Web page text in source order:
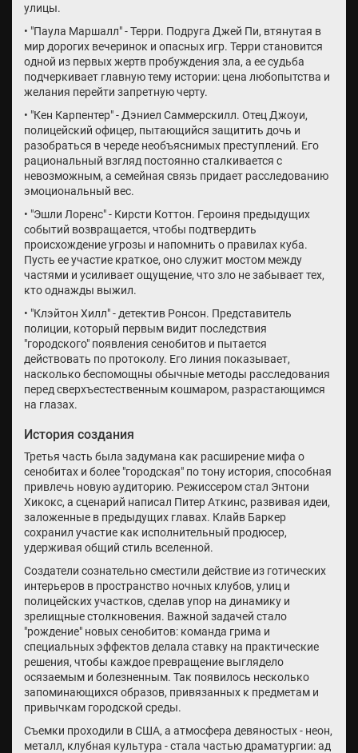
улицы.
• "Паула Маршалл" - Терри. Подруга Джей Пи, втянутая в
мир дорогих вечеринок и опасных игр. Терри становится
одной из первых жертв пробуждения зла, а ее судьба
подчеркивает главную тему истории: цена любопытства и
желания перейти запретную черту.
• "Кен Карпентер" - Дэниел Саммерскилл. Отец Джоуи,
полицейский офицер, пытающийся защитить дочь и
разобраться в череде необъяснимых преступлений. Его
рациональный взгляд постоянно сталкивается с
невозможным, а семейная связь придает расследованию
эмоциональный вес.
• "Эшли Лоренс" - Кирсти Коттон. Героиня предыдущих
событий возвращается, чтобы подтвердить
происхождение угрозы и напомнить о правилах куба.
Пусть ее участие краткое, оно служит мостом между
частями и усиливает ощущение, что зло не забывает тех,
кто однажды выжил.
• "Клэйтон Хилл" - детектив Ронсон. Представитель
полиции, который первым видит последствия
"городского" появления сенобитов и пытается
действовать по протоколу. Его линия показывает,
насколько беспомощны обычные методы расследования
перед сверхъестественным кошмаром, разрастающимся
на глазах.
История создания
Третья часть была задумана как расширение мифа о
сенобитах и более "городская" по тону история, способная
привлечь новую аудиторию. Режиссером стал Энтони
Хикокс, а сценарий написал Питер Аткинс, развивая идеи,
заложенные в предыдущих главах. Клайв Баркер
сохранил участие как исполнительный продюсер,
удерживая общий стиль вселенной.
Создатели сознательно сместили действие из готических
интерьеров в пространство ночных клубов, улиц и
полицейских участков, сделав упор на динамику и
зрелищные столкновения. Важной задачей стало
"рождение" новых сенобитов: команда грима и
специальных эффектов делала ставку на практические
решения, чтобы каждое превращение выглядело
осязаемым и болезненным. Так появилось несколько
запоминающихся образов, привязанных к предметам и
привычкам городской среды.
Съемки проходили в США, а атмосфера девяностых - неон,
металл, клубная культура - стала частью драматургии: ад